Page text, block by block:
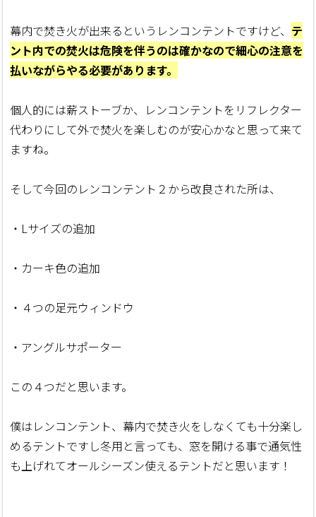
幕内で焚き火が出来るというレンコンテントですけど、 テ
ント内での焚火は危険を伴うのは確かなので細心の注意を
払いながらやる必要があります。
個人的には薪ストーブか、レンコンテントをリフレクター
代わりにして外で焚火を楽しむのが安心かなと思って来て
ますね。
そして今回のレンコンテント２から改良された所は、
・Lサイズの追加
・カーキ色の追加
・４つの足元ウィンドウ
・アングルサポーター
この４つだと思います。
僕はレンコンテント、幕内で焚き火をしなくても十分楽し
めるテントですし冬用と言っても、窓を開ける事で通気性
も上げれてオールシーズン使えるテントだと思います！